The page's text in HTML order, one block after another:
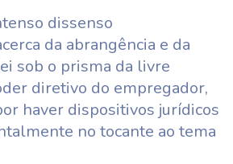
dissenso
da abrangência e da
sob o prisma da livre
diretivo do empregador,
haver dispositivos jurídicos
no tocante ao tema